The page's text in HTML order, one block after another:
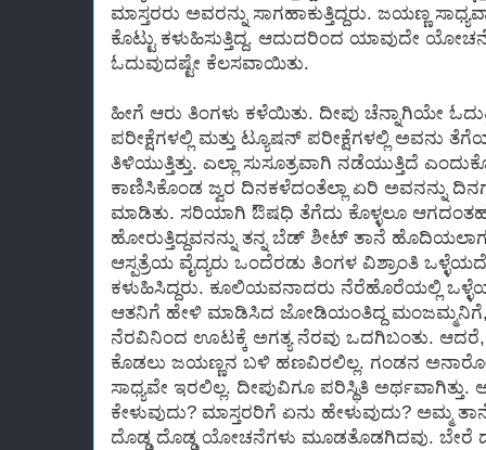
ಮಾಸ್ತರರು ಅವರನ್ನು ಸಾಗಹಾಕುತ್ತಿದ್ದರು. ಜಯಣ್ಣ
ಕೊಟ್ಟು ಕಳುಹಿಸುತ್ತಿದ್ದ. ಆದುದರಿಂದ ಯಾವುದೇ
ಓದುವುದಷ್ಟೇ ಕೆಲಸವಾಯಿತು.
ಹೀಗೆ ಆರು ತಿಂಗಳು ಕಳೆಯಿತು. ದೀಪು ಚೆನ್ನಾಗಿಯೇ
ಪರೀಕ್ಷೆಗಳಲ್ಲಿ ಮತ್ತು ಟ್ಯೂಷನ್ ಪರೀಕ್ಷೆಗಳಲ್ಲಿ ಅವನು
ತಿಳಿಯುತ್ತಿತ್ತು. ಎಲ್ಲಾ ಸುಸೂತ್ರವಾಗಿ ನಡೆಯುತ್ತಿದೆ
ಕಾಣಿಸಿಕೊಂಡ ಜ್ವರ ದಿನಕಳೆದಂತೆಲ್ಲಾ ಏರಿ ಅವನನ್ನು
ಮಾಡಿತು. ಸರಿಯಾಗಿ ಔಷಧಿ ತೆಗೆದು ಕೊಳ್ಳಲೂ
ಹೋರುತ್ತಿದ್ದವನನ್ನು ತನ್ನ ಬೆಡ್ ಶೀಟ್ ತಾನೆ
ಆಸ್ಪತ್ರೆಯ ವೈದ್ಯರು ಒಂದೆರಡು ತಿಂಗಳ ವಿಶ್ರಾಂತಿ
ಕಳುಹಿಸಿದ್ದರು. ಕೂಲಿಯವನಾದರು ನೆರೆಹೊರೆಯಲ್ಲಿ
ಆತನಿಗೆ ಹೇಳಿ ಮಾಡಿಸಿದ ಜೋಡಿಯಂತಿದ್ದ
ನೆರವಿನಿಂದ ಊಟಕ್ಕೆ ಅಗತ್ಯ ನೆರವು ಒದಗಿಬಂತು.
ಕೊಡಲು ಜಯಣ್ಣನ ಬಳಿ ಹಣವಿರಲಿಲ್ಲ. ಗಂಡನ
ಸಾಧ್ಯವೇ ಇರಲಿಲ್ಲ. ದೀಪುವಿಗೂ ಪರಿಸ್ಥಿತಿ
ಕೇಳುವುದು? ಮಾಸ್ತರರಿಗೆ ಏನು ಹೇಳುವುದು? ಅಮ್ಮ
ದೊಡ್ಡ ದೊಡ್ಡ ಯೋಚನೆಗಳು ಮೂಡತೊಡಗಿದವು. ಬೇರೆ